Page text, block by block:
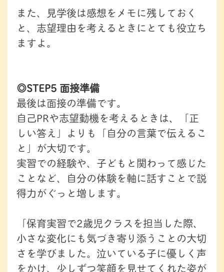
また、見学後は感想をメモに残しておく
と、志望理由を考えるときにとても役立ち
ますよ。
◎STEP5 面接準備
最後は面接の準備です。
自己PRや志望動機を考えるときは、「正
しい答え」よりも「自分の言葉で伝えるこ
と」が大切です。
実習での経験や、子どもと関わって感じた
ことなど、自分の体験を軸に話すことで説
得力がぐっと増します。
「保育実習で2歳児クラスを担当した際、
小さな変化にも気づき寄り添うことの大切
さを学びました。泣いている子に優しく声
をかけ、少しずつ笑顔を見せてくれた姿が